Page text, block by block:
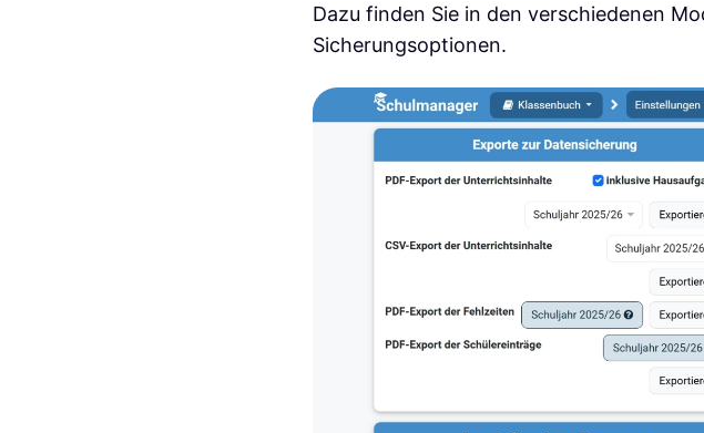
Dazu finden Sie in den verschiedenen
Sicherungsoptionen.